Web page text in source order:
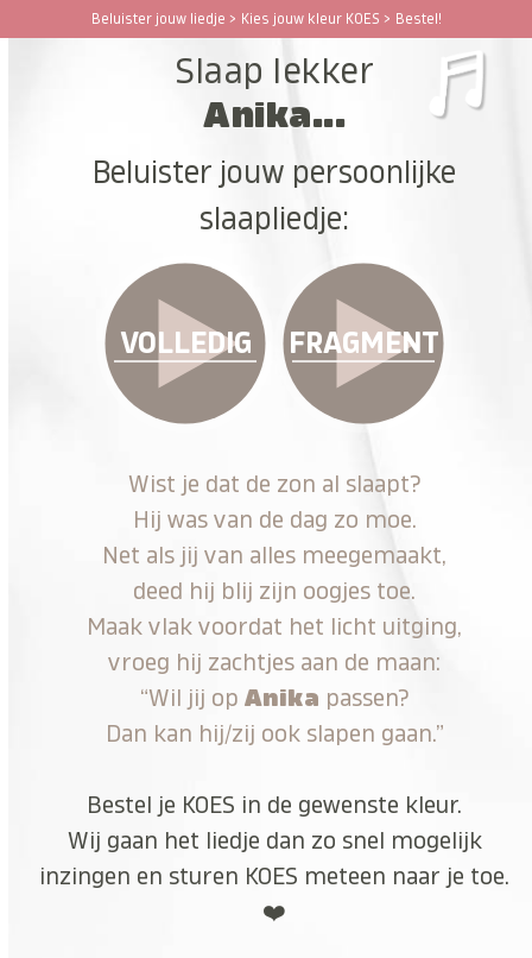
Beluister jouw liedje > Kies jouw kleur KOES > Bestel!
Open
Close
Slaap lekker
Anika...
Beluister jouw persoonlijke
slaapliedje:
VOLLEDIG FRAGMENT
Wist je dat de zon al slaapt?
Hij was van de dag zo moe.
Net als jij van alles meegemaakt,
deed hij blij zijn oogjes toe.
Maak vlak voordat het licht uitging,
vroeg hij zachtjes aan de maan:
“Wil jij op Anika passen?
Dan kan hij/zij ook slapen gaan.”
Bestel je KOES in de gewenste kleur.
Wij gaan het liedje dan zo snel mogelijk
inzingen en sturen KOES meteen naar je toe.
❤️